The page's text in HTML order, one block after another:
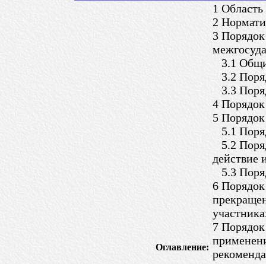
Оглавление:
1
2
3
3.1
3.2
3.3
4
5
5.1
5.2
действие
5.3
6
7